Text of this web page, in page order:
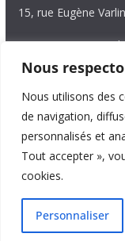
Nous
Nous utilisons des
de navigation,
personnalisés et
Tout accepter »,
cookies.
Personnaliser
15, rue Eugène
87036 Limoges
Tél. 05 55 06 14 15
Nous écrire
Copyright
Theme:ColorMag